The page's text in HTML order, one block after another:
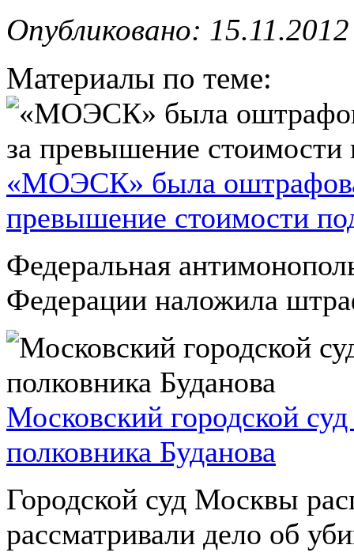
Опубликовано: 15.11.2012
Материалы по теме:
«МОЭСК» была
превышение стоимости
Федеральная
Федерации наложила
Московский городской
полковника Буданова
Городской суд Москвы
рассматривали дело об